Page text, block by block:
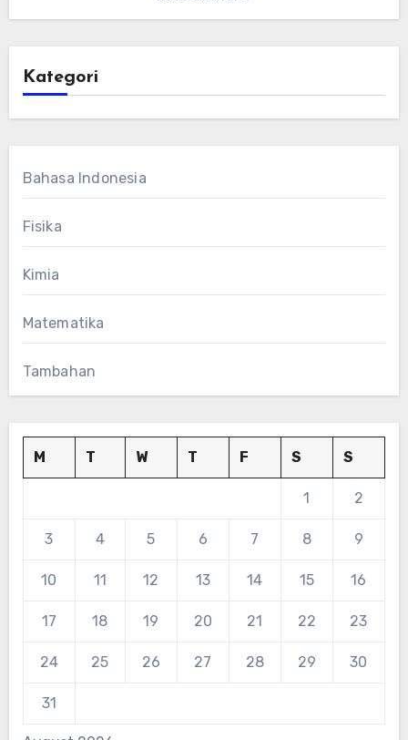
Kategori
Bahasa Indonesia
Fisika
Kimia
Matematika
Tambahan
M T W T F S S
1 2
3 4 5 6 7 8 9
10 11 12 13 14 15 16
17 18 19 20 21 22 23
24 25 26 27 28 29 30
31